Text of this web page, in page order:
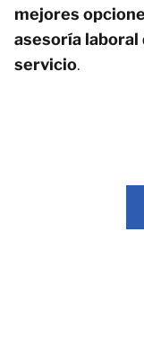
mejores
asesoría laboral
servicio.